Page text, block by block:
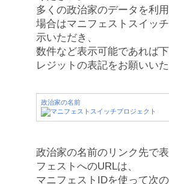
多くの政治家のデータを利
場合はマニフェストスイッ
示いただき、
数件など表示可能であれば
レジットの表記をお願いいた
政治家の名前
政治家の名前のリンク先で
フェストへのURLは、
マニフェストIDを使って次